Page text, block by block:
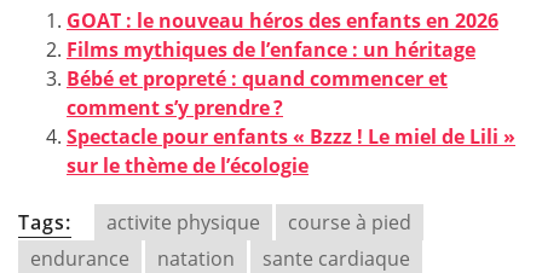
GOAT : le nouveau héros des enfants en 2026
Films mythiques de l’enfance : un héritage
Bébé et propreté : quand commencer et
comment s’y prendre ?
Spectacle pour enfants « Bzzz ! Le miel de Lili »
sur le thème de l’écologie
Tags: activite physique
course à pied
endurance
natation sante cardiaque